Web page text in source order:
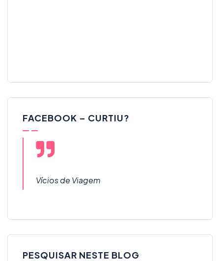
FACEBOOK – CURTIU?
Vícios de Viagem
PESQUISAR NESTE BLOG